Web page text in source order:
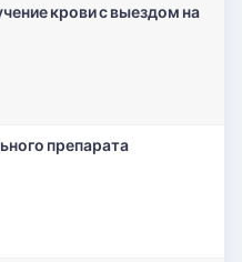
крови с выездом на
препарата